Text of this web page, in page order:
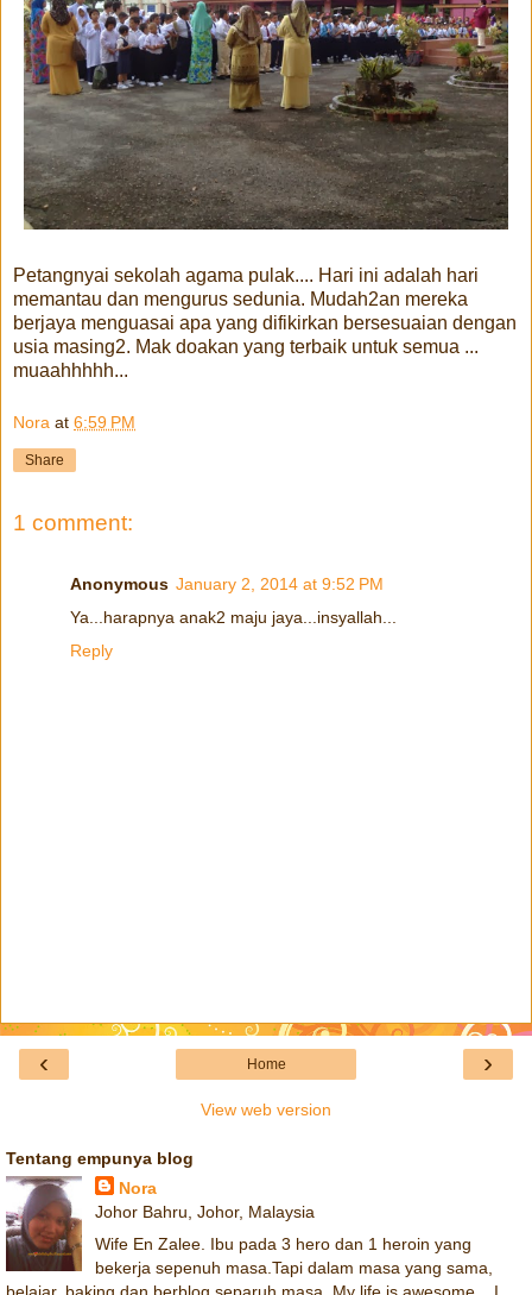
Petangnyai sekolah agama pulak.... Hari ini adalah hari
memantau dan mengurus sedunia. Mudah2an mereka
berjaya menguasai apa yang difikirkan bersesuaian dengan
usia masing2. Mak doakan yang terbaik untuk semua ...
muaahhhhh...
Nora at 6:59 PM
Share
1 comment:
Anonymous January 2, 2014 at 9:52 PM
Ya...harapnya anak2 maju jaya...insyallah...
Reply
‹ ›
Home
View web version
Tentang empunya blog
Nora
Johor Bahru, Johor, Malaysia
Wife En Zalee. Ibu pada 3 hero dan 1 heroin yang
bekerja sepenuh masa.Tapi dalam masa yang sama,